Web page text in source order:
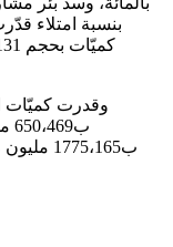
وقدرت كميّات